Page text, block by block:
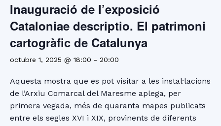
del
Maresme
Inauguració de l’exposició
Cataloniae descriptio. El patrimoni
cartogràfic de Catalunya
octubre 1, 2025 @ 18:00 - 20:00
Aquesta mostra que es pot visitar a les instal·lacions
de l’Arxiu Comarcal del Maresme aplega, per
primera vegada, més de quaranta mapes publicats
entre els segles XVI i XIX, provinents de diferents